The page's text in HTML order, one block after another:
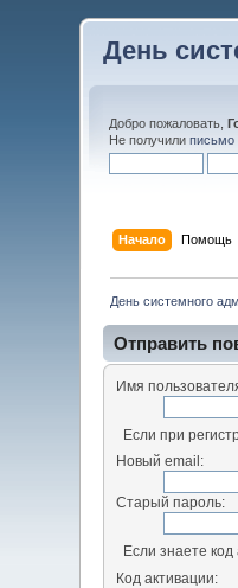
День
Добро пожаловать,
Не получилиписьмо
Начало Помощь
День системного
Отправить
Имя
Если при
Новый email:
Старый пароль:
Если знаете
Код активации: